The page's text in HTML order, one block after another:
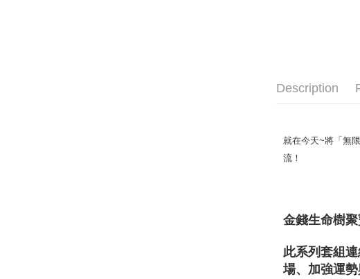
Description
就在今天~將「無
流！
金錢生命樹
此系列套組
場、加強運